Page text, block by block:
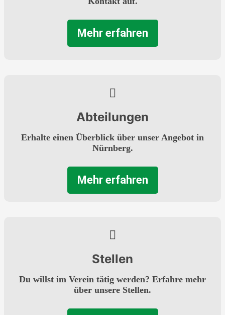
Mehr erfahren
Abteilungen
Erhalte einen Überblick über unser Angebot in
Nürnberg.
Mehr erfahren
Stellen
Du willst im Verein tätig werden? Erfahre mehr
über unsere Stellen.